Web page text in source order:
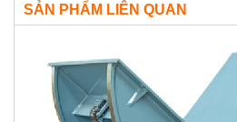
SẢN PHẨM LIÊN QUAN